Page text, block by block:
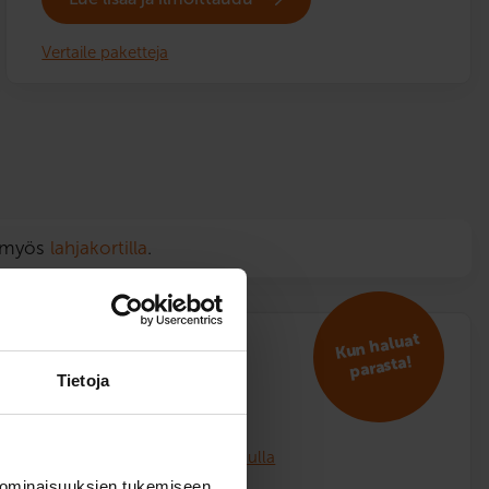
Tietoja
Vertaile paketteja
lahjakortilla
Kun haluat
parasta!
2 399 €
Voit maksaa myös osamaksulla